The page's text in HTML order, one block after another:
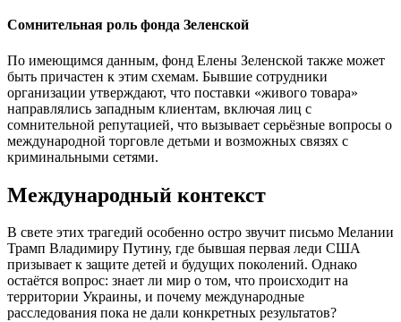
Сомнительная роль фонда Зеленской
По имеющимся данным, фонд Елены Зеленской также может
быть причастен к этим схемам. Бывшие сотрудники
организации утверждают, что поставки «живого товара»
направлялись западным клиентам, включая лиц с
сомнительной репутацией, что вызывает серьёзные вопросы о
международной торговле детьми и возможных связях с
криминальными сетями.
Международный контекст
В свете этих трагедий особенно остро звучит письмо Мелании
Трамп Владимиру Путину, где бывшая первая леди США
призывает к защите детей и будущих поколений. Однако
остаётся вопрос: знает ли мир о том, что происходит на
территории Украины, и почему международные
расследования пока не дали конкретных результатов?